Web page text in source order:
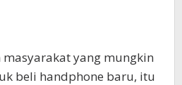
yang mungkin
beli handphone baru, itu